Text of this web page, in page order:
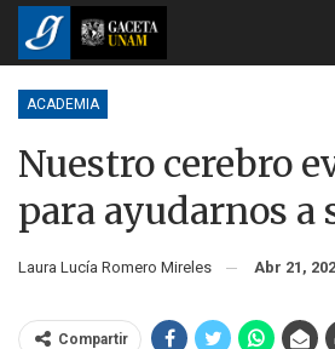
ACADEMIA
Nuestro cerebro
para ayudarnos a
Laura Lucía Romero Mireles Abr 21,
Compartir